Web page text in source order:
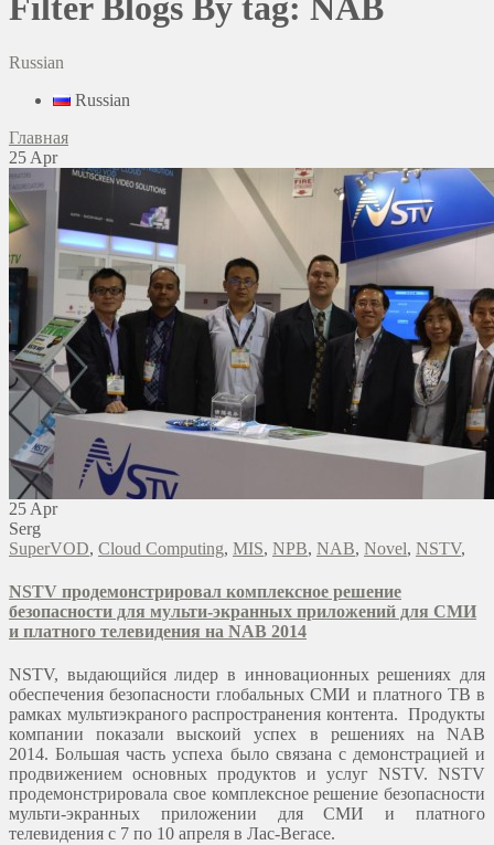
Filter Blogs By tag: NAB
Russian
Russian
Главная
25 Apr
25 Apr
Serg
SuperVOD, Cloud Computing, MIS, NPB, NAB, Novel, NSTV,
NSTV продемонстрировал комплексное решение
безопасности для мульти-экранных приложений для СМИ
и платного телевидения на NAB 2014
NSTV, выдающийся лидер в инновационных решениях для
обеспечения безопасности глобальных СМИ и платного ТВ в
рамках мультиэкраного распространения контента. Продукты
компании показали выскоий успех в решениях на NAB
2014. Большая часть успеха было связана с демонстрацией и
продвижением основных продуктов и услуг NSTV. NSTV
продемонстрировала свое комплексное решение безопасности
мульти-экранных приложении для СМИ и платного
телевидения с 7 по 10 апреля в Лас-Вегасе.